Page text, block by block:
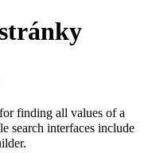
finding all values of a
search interfaces include
.